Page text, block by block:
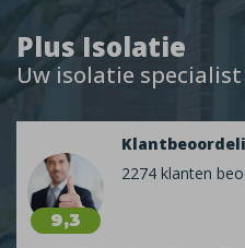
Plus Isolatie
Uw isolatie specialist
9,3
2274 klanten